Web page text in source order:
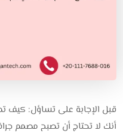
قبل الإجابة على تساؤل: كيف
أنك لا تحتاج أن تصبح مصمم